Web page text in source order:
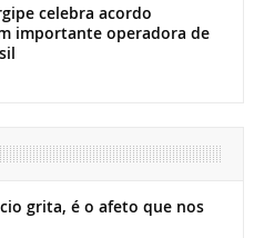
celebra acordo
importante operadora de
grita, é o afeto que nos